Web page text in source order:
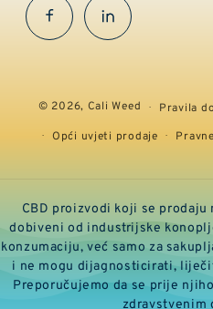
FacebookInstaGram
© 2026, Cali Weed Pravila
Opći uvjeti prodaje
CBD proizvodi koji se
dobiveni od industrijske
konzumaciju, već samo za
i ne mogu dijagnosticirati,
Preporučujemo da se prije
zdravstvenim